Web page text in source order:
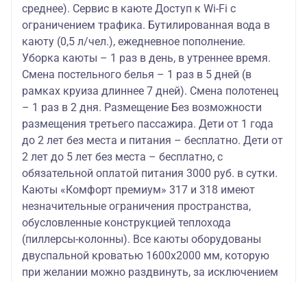
среднее). Сервис в каюте Доступ к Wi-Fi с
ограничением трафика. Бутилированная вода в
каюту (0,5 л/чел.), ежедневное пополнение.
Уборка каюты – 1 раз в день, в утреннее время.
Смена постельного белья – 1 раз в 5 дней (в
рамках круиза длиннее 7 дней). Смена полотенец
– 1 раз в 2 дня. Размещение Без возможности
размещения третьего пассажира. Дети от 1 года
до 2 лет без места и питания – бесплатно. Дети от
2 лет до 5 лет без места – бесплатно, с
обязательной оплатой питания 3000 руб. в сутки.
Каюты «Комфорт премиум» 317 и 318 имеют
незначительные ограничения пространства,
обусловленные конструкцией теплохода
(пиллерсы-колонны). Все каюты оборудованы
двуспальной кроватью 1600х2000 мм, которую
при желании можно раздвинуть, за исключением